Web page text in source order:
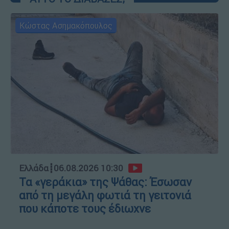
Κώστας Ασημακόπουλος
Ελλάδα┋06.08.2026 10:30
Τα «γεράκια» της Ψάθας: Έσωσαν
από τη μεγάλη φωτιά τη γειτονιά
που κάποτε τους έδιωχνε